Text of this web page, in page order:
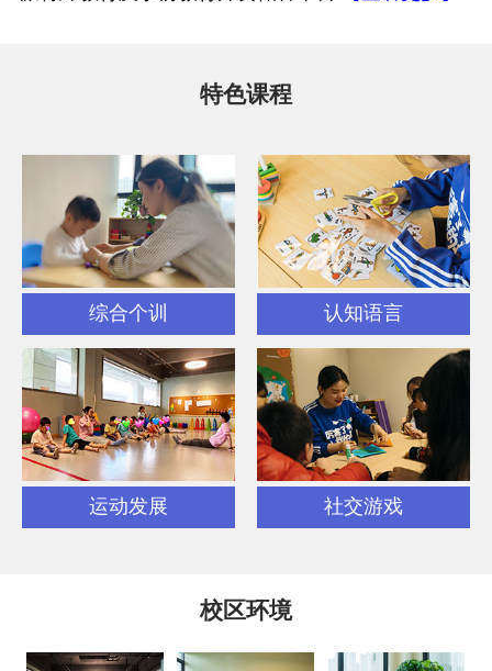
特色课程
综合个训 认知语言
运动发展 社交游戏
校区环境